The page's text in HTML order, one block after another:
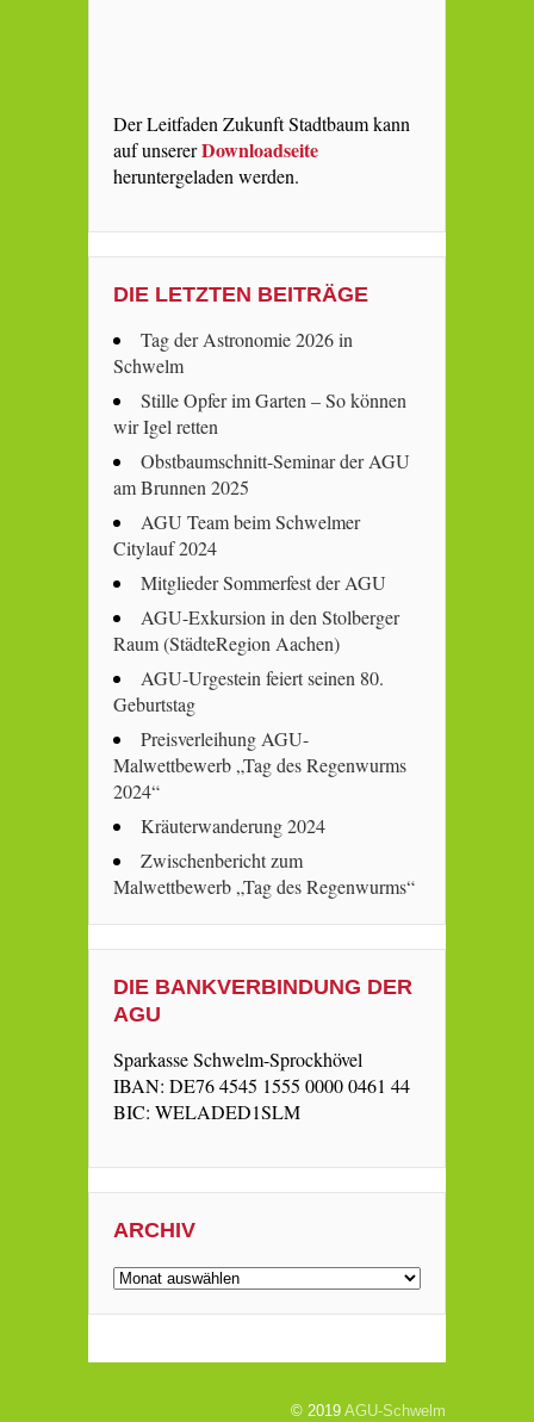
Der Leitfaden Zukunft Stadtbaum kann
auf unsererDownloadseite
heruntergeladen werden.
DIE LETZTEN BEITRÄGE
Tag der Astronomie 2026 in
Schwelm
Stille Opfer im Garten – So können
wir Igel retten
Obstbaumschnitt-Seminar der AGU
am Brunnen 2025
AGU Team beim Schwelmer
Citylauf 2024
Mitglieder Sommerfest der AGU
AGU-Exkursion in den Stolberger
Raum (StädteRegion Aachen)
AGU-Urgestein feiert seinen 80.
Geburtstag
Preisverleihung AGU-
Malwettbewerb „Tag des Regenwurms
2024“
Kräuterwanderung 2024
Zwischenbericht zum
Malwettbewerb „Tag des Regenwurms“
DIE BANKVERBINDUNG DER
AGU
Sparkasse Schwelm-Sprockhövel
IBAN: DE76 4545 1555 0000 0461 44
BIC: WELADED1SLM
ARCHIV
Archiv
© 2019 AGU-Schwelm